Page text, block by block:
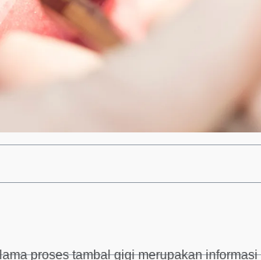
proses tambal gigi merupakan informasi